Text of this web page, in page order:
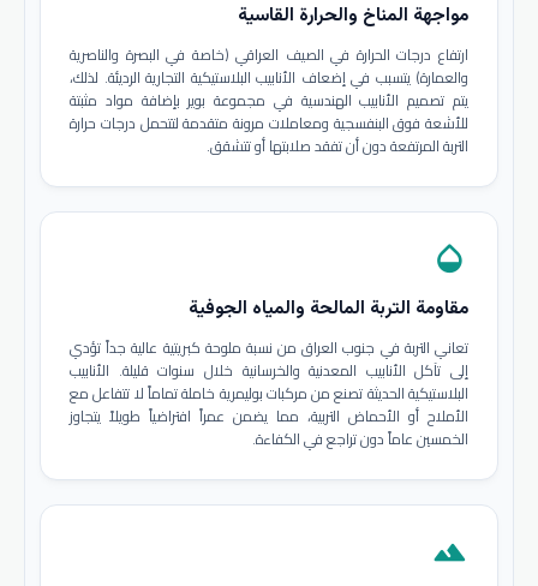
مواجهة المناخ والحرارة القاسية
ارتفاع درجات الحرارة في الصيف العراقي (خاصة في البصرة والناصرية
والعمارة) يتسبب في إضعاف الأنابيب البلاستيكية التجارية الرديئة. لذلك،
يتم تصميم الأنابيب الهندسية في مجموعة بوير بإضافة مواد مثبتة
للأشعة فوق البنفسجية ومعاملات مرونة متقدمة لتتحمل درجات حرارة
التربة المرتفعة دون أن تفقد صلابتها أو تتشقق.
opacity
مقاومة التربة المالحة والمياه الجوفية
تعاني التربة في جنوب العراق من نسبة ملوحة كبريتية عالية جداً تؤدي
إلى تآكل الأنابيب المعدنية والخرسانية خلال سنوات قليلة. الأنابيب
البلاستيكية الحديثة تصنع من مركبات بوليمرية خاملة تماماً لا تتفاعل مع
الأملاح أو الأحماض التربية، مما يضمن عمراً افتراضياً طويلاً يتجاوز
الخمسين عاماً دون تراجع في الكفاءة.
terrain